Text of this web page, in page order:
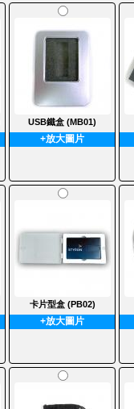
USB鐵盒 (MB01)
+放大圖片
卡片型盒 (PB02)
+放大圖片